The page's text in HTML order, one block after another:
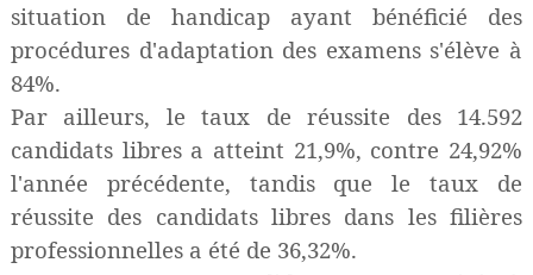
situation de handicap ayant bénéficié des
procédures d'adaptation des examens s'élève à
84%.
Par ailleurs, le taux de réussite des 14.592
candidats libres a atteint 21,9%, contre 24,92%
l'année précédente, tandis que le taux de
réussite des candidats libres dans les filières
professionnelles a été de 36,32%.